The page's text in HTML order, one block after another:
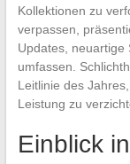
Kollektionen zu
verpassen,
Updates, neuartige
umfassen.
Leitlinie des
Leistung zu
Einblick